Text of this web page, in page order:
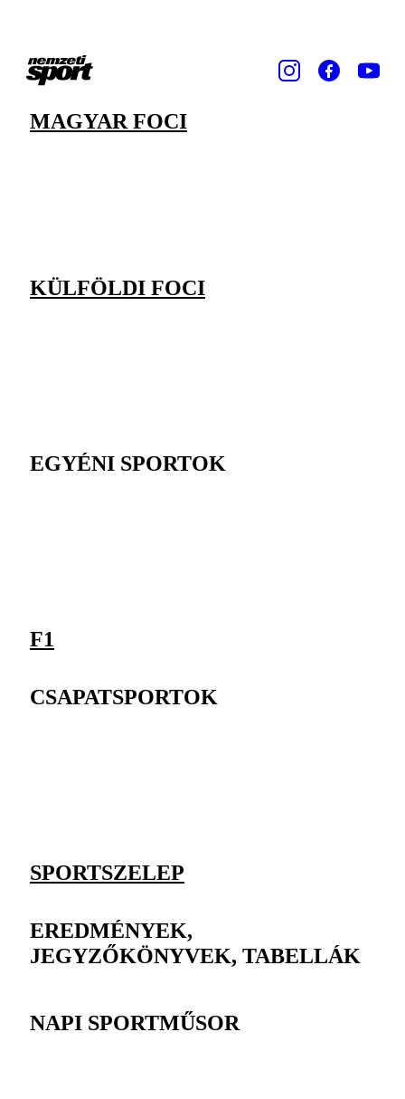
MAGYAR FOCI
KÜLFÖLDI FOCI
EGYÉNI SPORTOK
F1
CSAPATSPORTOK
SPORTSZELEP
EREDMÉNYEK,
JEGYZŐKÖNYVEK, TABELLÁK
NAPI SPORTMŰSOR